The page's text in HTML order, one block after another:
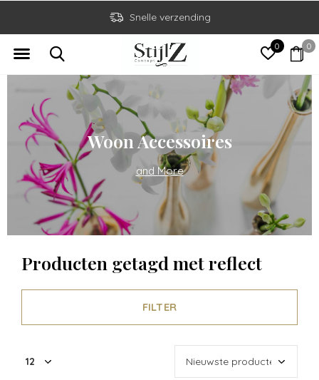
0 0
Snelle verzending
Woon Accessoires
and More
Producten getagd met reflect
FILTER